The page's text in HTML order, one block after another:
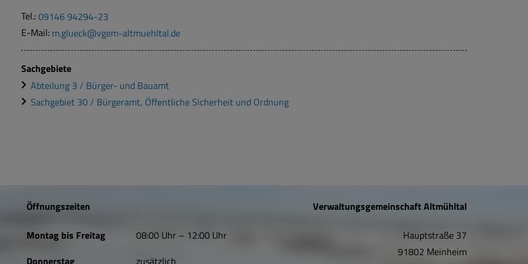
Tel.:09146 94294-23
E-Mail: m.glueck@vgem-altmuehltal.de
Sachgebiete
Abteilung 3 / Bürger- und Bauamt
Sachgebiet 30 / Bürgeramt, Öffentliche Sicherheit und Ordnung
Öffnungszeiten
Montag bis Freitag
08:00 Uhr – 12:00 Uhr
Donnerstag
zusätzlich
Verwaltungsgemeinschaft Altmühltal
Hauptstraße 37
91802 Meinheim